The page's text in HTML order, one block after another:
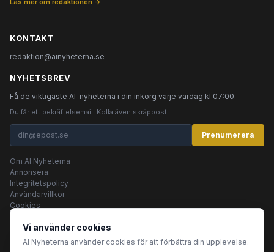
Läs mer om redaktionen →
KONTAKT
redaktion@ainyheterna.se
NYHETSBREV
Få de viktigaste AI-nyheterna i din inkorg varje vardag kl 07:00.
Du får ett bekräftelsemail. Kolla även skräppost.
Prenumerera
Om AI Nyheterna
Annonsera
Integritetspolicy
Användarvillkor
Cookies
Vi använder cookies
AI Nyheterna använder cookies för att förbättra din upplevelse.